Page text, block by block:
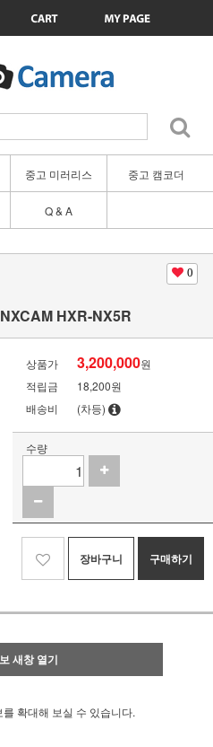
중고 미러리스 중고 캠코더
Q & A
0
HXR-NX5R
상품가 3,200,000원
적립금
18,200원
배송비
(차등)
수량
장바구니 구매하기
새창 열기
확대해 보실 수 있습니다.